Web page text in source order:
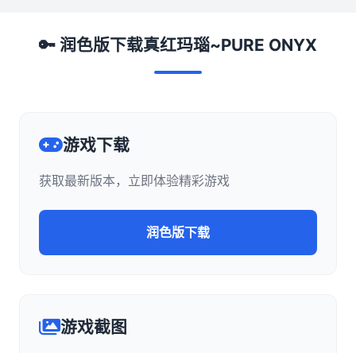
🔑 润色版下载真红玛瑙~PURE ONYX
游戏下载
获取最新版本，立即体验精彩游戏
润色版下载
游戏截图